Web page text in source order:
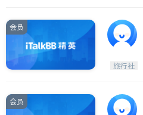
会员
旅行社
会员